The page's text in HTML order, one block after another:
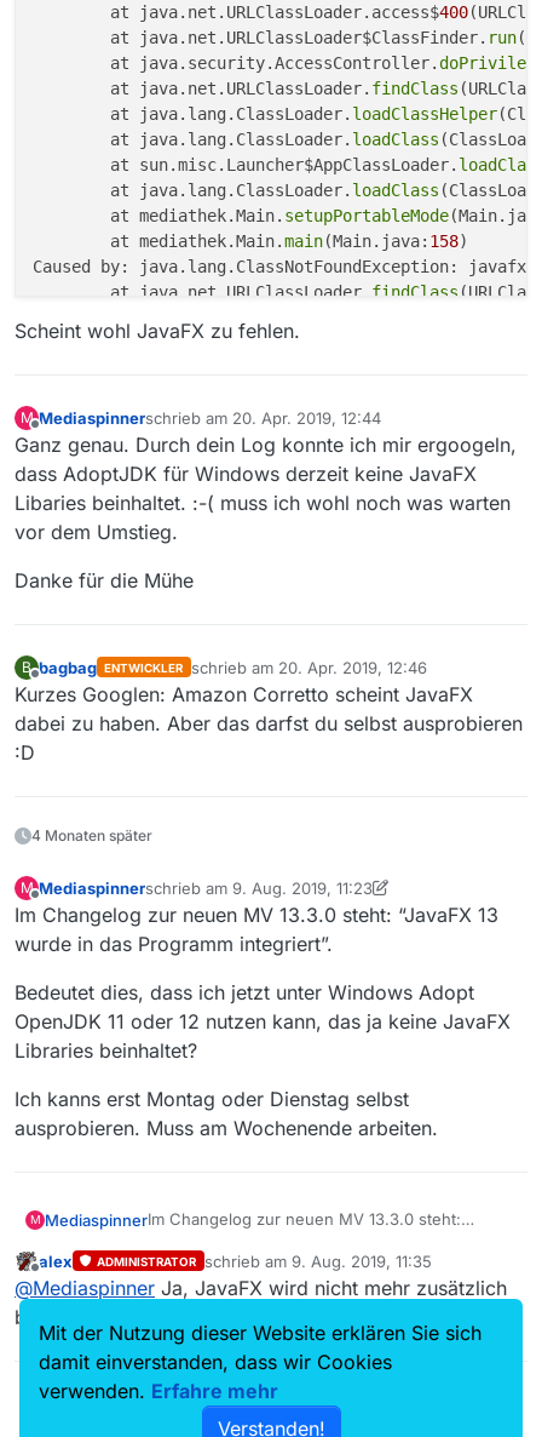
        at java.net.URLClassLoader.access$
400
        at java.net.URLClassLoader$ClassFinder.
run
        at java.security.AccessController.
        at java.net.URLClassLoader.
findClass
        at java.lang.ClassLoader.
loadClassHelper
        at java.lang.ClassLoader.
loadClass
        at sun.misc.Launcher$AppClassLoader.
        at java.lang.ClassLoader.
loadClass
        at mediathek.Main.
setupPortableMode
        at mediathek.Main.
main(Main.java: 158)
Caused by: java.lang.ClassNotFoundException:
        at java.net.URLClassLoader.
findClass
        at java.lang.ClassLoader.
        at java.lang.ClassLoader.
        ...
15 more
Scheint wohl JavaFX zu fehlen.
M Mediaspinnerschrieb am 20. Apr. 2019, 12:44
zuletzt editiert von
Ganz genau. Durch dein Log konnte ich mir ergoogeln,
dass AdoptJDK für Windows derzeit keine JavaFX
Libaries beinhaltet. :-( muss ich wohl noch was warten
vor dem Umstieg.
Danke für die Mühe
B bagbag ENTWICKLER schrieb am 20. Apr. 2019, 12:46
zuletzt editiert von
Kurzes Googlen: Amazon Corretto scheint JavaFX
dabei zu haben. Aber das darfst du selbst ausprobieren
:D
4 Monaten später
M
Offline
Mediaspinnerschrieb am 9. Aug. 2019, 11:23
zuletzt editiert von Mediaspinner
Im Changelog zur neuen MV 13.3.0 steht: “JavaFX 13
wurde in das Programm integriert”.
Bedeutet dies, dass ich jetzt unter Windows Adopt
OpenJDK 11 oder 12 nutzen kann, das ja keine JavaFX
Libraries beinhaltet?
Ich kanns erst Montag oder Dienstag selbst
ausprobieren. Muss am Wochenende arbeiten.
M MediaspinnerIm Changelog zur neuen MV 13.3.0 steht:
Bedeutet dies, dass ich jetzt unter Windows
Adopt OpenJDK 11 oder 12 nutzen kann, das ja
ausprobieren. Muss am Wochenende arbeiten.
Offline
alex ADMINISTRATOR schrieb am 9. Aug. 2019, 11:35
zuletzt editiert von
@Mediaspinner Ja, JavaFX wird nicht mehr zusätzlich
benötigt.
Mit der Nutzung dieser Website erklären Sie sich
damit einverstanden, dass wir Cookies
verwenden. Erfahre mehr
Verstanden!